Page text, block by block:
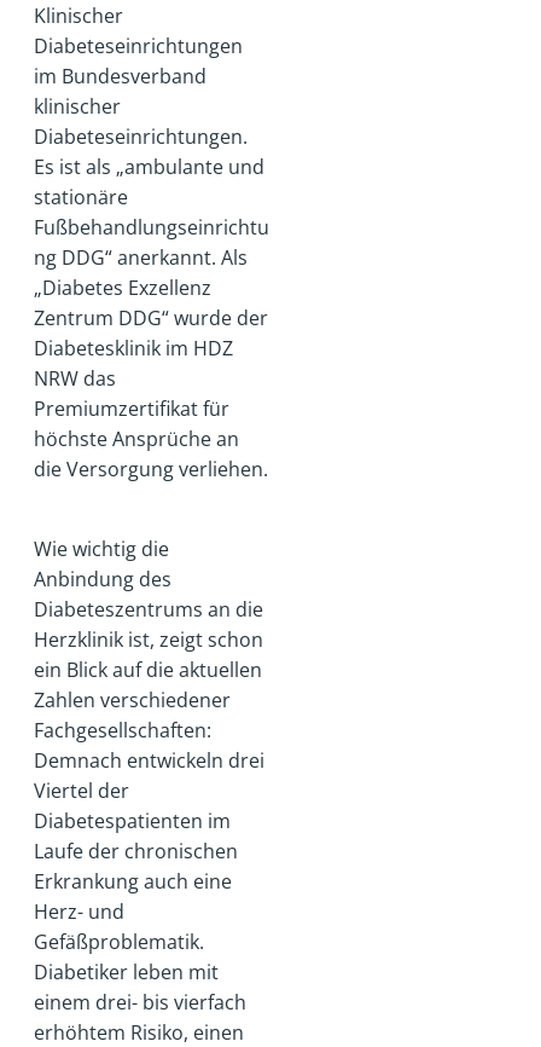
Klinischer
Diabeteseinrichtungen
im Bundesverband
klinischer
Diabeteseinrichtungen.
Es ist als „ambulante und
stationäre
Fußbehandlungseinrichtu
ng DDG“ anerkannt. Als
„Diabetes Exzellenz
Zentrum DDG“ wurde der
Diabetesklinik im HDZ
NRW das
Premiumzertifikat für
höchste Ansprüche an
die Versorgung verliehen.
Wie wichtig die
Anbindung des
Diabeteszentrums an die
Herzklinik ist, zeigt schon
ein Blick auf die aktuellen
Zahlen verschiedener
Fachgesellschaften:
Demnach entwickeln drei
Viertel der
Diabetespatienten im
Laufe der chronischen
Erkrankung auch eine
Herz- und
Gefäßproblematik.
Diabetiker leben mit
einem drei- bis vierfach
erhöhtem Risiko, einen